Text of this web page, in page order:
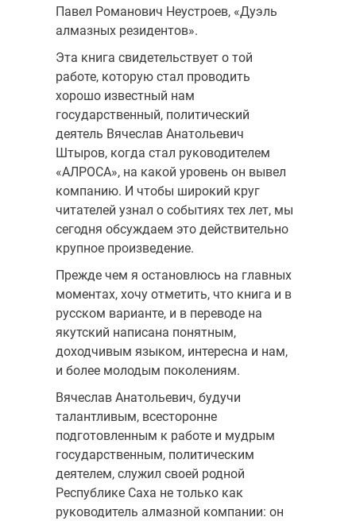
Павел Романович Неустроев, «Дуэль
алмазных резидентов».
Эта книга свидетельствует о той
работе, которую стал проводить
хорошо известный нам
государственный, политический
деятель Вячеслав Анатольевич
Штыров, когда стал руководителем
«АЛРОСА», на какой уровень он вывел
компанию. И чтобы широкий круг
читателей узнал о событиях тех лет, мы
сегодня обсуждаем это действительно
крупное произведение.
Прежде чем я остановлюсь на главных
моментах, хочу отметить, что книга и в
русском варианте, и в переводе на
якутский написана понятным,
доходчивым языком, интересна и нам,
и более молодым поколениям.
Вячеслав Анатольевич, будучи
талантливым, всесторонне
подготовленным к работе и мудрым
государственным, политическим
деятелем, служил своей родной
Республике Саха не только как
руководитель алмазной компании: он